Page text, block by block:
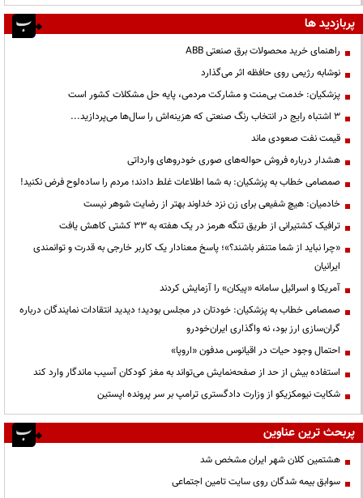
پربازدید ها
راهنمای خرید محصولات برق صنعتی ABB
نوشابه رژیمی روی حافظه اثر می‌گذارد
پزشکیان: خدمت بی‌منت و مشارکت مردمی، پایه حل مشکلات کشور است
3 اشتباه رایج در انتخاب رنگ صنعتی که هزینه‌اش را سال‌ها می‌پردازید...
قیمت نفت صعودی ماند
هشدار درباره فروش حواله‌های صوری خودروهای وارداتی
صمصامی خطاب به پزشکیان: به شما اطلاعات غلط دادند؛ مردم را ساده‌لوح فرض نکنید!
خادمیان: هیچ شفیعی برای زن نزد خداوند بهتر از رضایت شوهر نیست
ترافیک کشتیرانی از طریق تنگه هرمز در یک هفته به ۳۳ کشتی کاهش یافت
«چرا نباید از شما متنفر باشند؟»؛ پاسخ معنادار یک کاربر خارجی به قدرت و توانمندی
ایرانیان
آمریکا و اسرائیل سامانه «پیکان» را آزمایش کردند
صمصامی خطاب به پزشکیان: خودتان در مجلس بودید؛ دیدید انتقادات نمایندگان درباره
گران‌سازی ارز بود، نه واگذاری ایران‌خودرو
احتمال وجود حیات در اقیانوس مدفون «اروپا»
استفاده بیش از حد از صفحه‌نمایش می‌تواند به مغز کودکان آسیب ماندگار وارد کند
شکایت نیومکزیکو از وزارت دادگستری ترامپ بر سر پرونده اپستین
پربحث ترین عناوین
هشتمین کلان شهر ایران مشخص شد
سوابق بیمه شدگان روی سایت تامین اجتماعی